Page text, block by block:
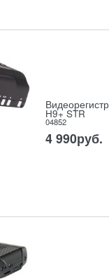
H9+ STR
04852
4 990руб.